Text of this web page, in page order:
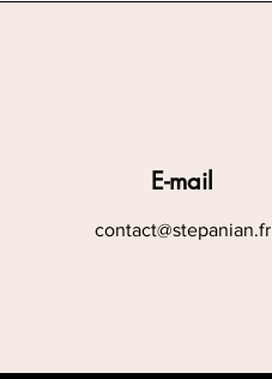
E-mail
contact@stepanian.fr